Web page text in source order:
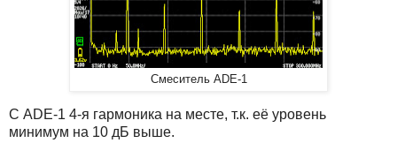
Смеситель ADE-1
С ADE-1 4-я гармоника на месте, т.к. её уровень
минимум на 10 дБ выше.